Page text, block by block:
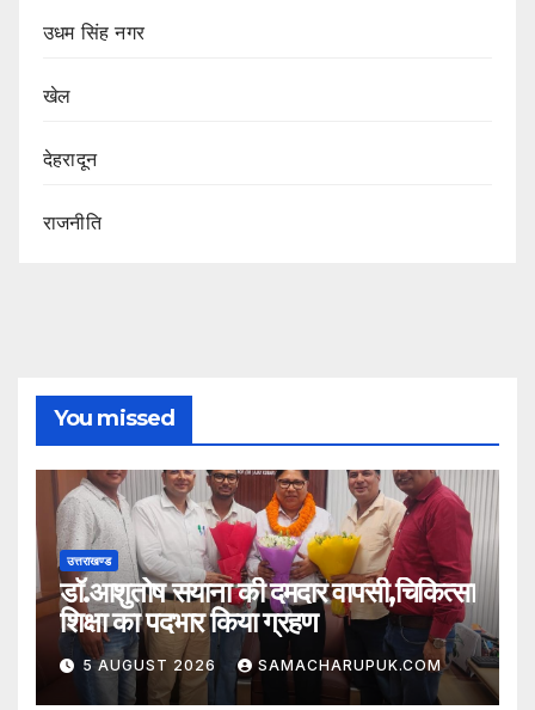
उधम सिंह नगर
खेल
देहरादून
राजनीति
You missed
उत्तराखण्ड
डॉ.आशुतोष सयाना की दमदार वापसी,चिकित्सा
शिक्षा का पदभार किया ग्रहण
5 AUGUST 2026 SAMACHARUPUK.COM